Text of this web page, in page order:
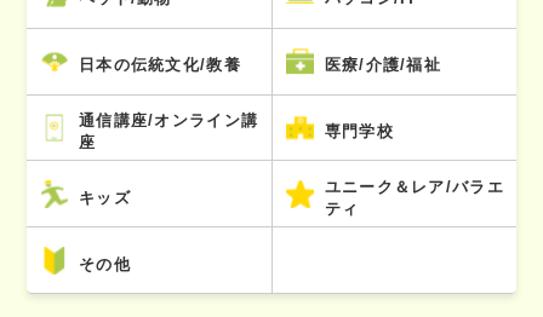
日本の伝統文化/教養 医療/介護/福祉
通信講座/オンライン講
座
専門学校
キッズ
ユニーク＆レア/バラエ
ティ
その他